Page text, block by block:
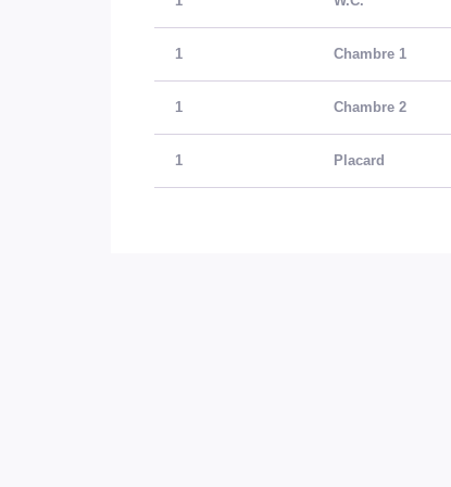
1 Chambre 1
1 Chambre 2
1 Placard